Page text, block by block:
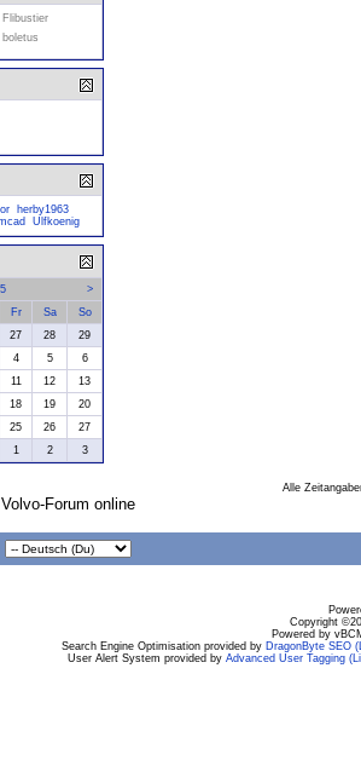
Flibustier
boletus
herby1963
Ulfkoenig
>
Fr Sa
So
27 28
29
4 5
6
11 12
13
18 19
20
25 26
27
1 2 3
Alle
Forum online
Copyright
Powered by
Search Engine Optimisation provided by DragonByte SEO
User Alert System provided by Advanced User Tagging